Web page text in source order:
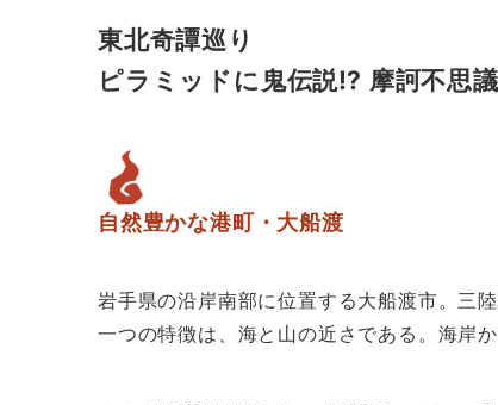
東北奇譚巡り
ピラミッドに鬼伝説⁉ 摩訶不思
自然豊かな港町・大船渡
岩手県の沿岸南部に位置する大船渡市。三
一つの特徴は、海と山の近さである。海岸